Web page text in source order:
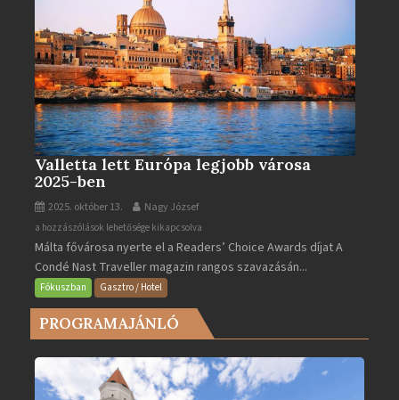
Valletta lett Európa legjobb városa
2025-ben
2025. október 13. Nagy József
Valletta
lett
Európa
legjobb
városa
2025-
bejegyzéshez
a hozzászólások lehetősége kikapcsolva
Málta fővárosa nyerte el a Readers’ Choice Awards díjat A
Condé Nast Traveller magazin rangos szavazásán...
Fókuszban Gasztro / Hotel
PROGRAMAJÁNLÓ